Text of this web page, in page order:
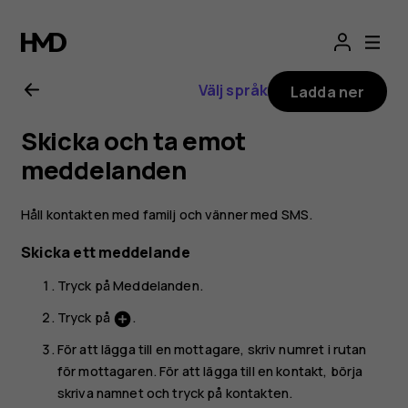
för
Nokia
2.1
Välj språk Ladda ner
Skicka och ta emot
meddelanden
Håll kontakten med familj och vänner med SMS.
Skicka ett meddelande
Tryck påMeddelanden.
Tryck på add_circle.
För att lägga till en mottagare, skriv numret i rutan
för mottagaren. För att lägga till en kontakt, börja
skriva namnet och tryck på kontakten.